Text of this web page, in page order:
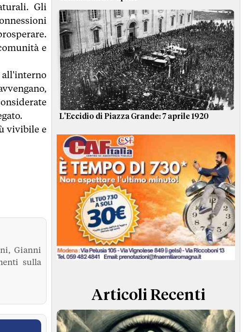
Gli
e
vivibile e
Gianni
sulla
L'Eccidio di Piazza Grande: 7 aprile 1920
Articoli Recenti